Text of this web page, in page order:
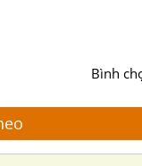
Bình